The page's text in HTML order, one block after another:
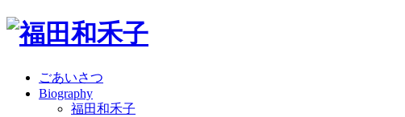
ごあいさつ
Biography
福田和禾子